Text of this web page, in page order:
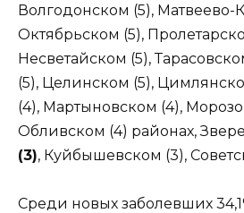
Волгодонском (5), Матвеево-
Октябрьском (5),
Несветайском (5),
(5), Целинском (5),
(4), Мартыновском (4),
Обливском (4) районах,
(3), Куйбышевском (3),
Среди новых заболевших